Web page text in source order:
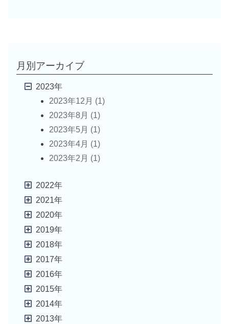
ョ月別アーカイブ
2023年
2023年12月 (1)
2023年8月 (1)
2023年5月 (1)
2023年4月 (1)
2023年2月 (1)
2022年
2021年
2020年
2019年
2018年
2017年
2016年
2015年
2014年
2013年